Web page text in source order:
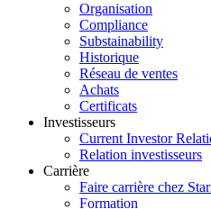
Organisation
Compliance
Substainability
Historique
Réseau de ventes
Achats
Certificats
Investisseurs
Current Investor
Relation investisseurs
Carrière
Faire carrière chez
Formation